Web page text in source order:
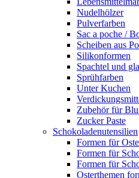
Nudelhölzer
Pulverfarben
Sac a poche /
Scheiben aus
Silikonformen
Spachtel und
Sprühfarben
Unter Kuchen
Zubehör für
Zucker Paste
Schokoladenutensilien
Formen für
Formen für
Formen für
Osterthemen